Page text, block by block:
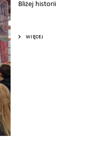
Bliżej historii
WIĘCEJ